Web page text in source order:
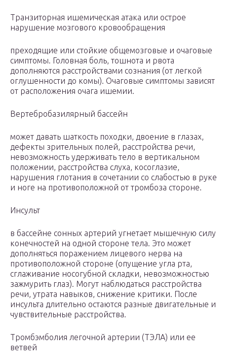
Транзиторная ишемическая атака или острое
нарушение мозгового кровообращения
преходящие или стойкие общемозговые и очаговые
симптомы. Головная боль, тошнота и рвота
дополняются расстройствами сознания (от легкой
оглушенности до комы). Очаговые симптомы зависят
от расположения очага ишемии.
Вертебробазилярный бассейн
может давать шаткость походки, двоение в глазах,
дефекты зрительных полей, расстройства речи,
невозможность удерживать тело в вертикальном
положении, расстройства слуха, косоглазие,
нарушения глотания в сочетании со слабостью в руке
и ноге на противоположной от тромбоза стороне.
Инсульт
в бассейне сонных артерий угнетает мышечную силу
конечностей на одной стороне тела. Это может
дополняться поражением лицевого нерва на
противоположной стороне (опущение угла рта,
сглаживание носогубной складки, невозможностью
зажмурить глаз). Могут наблюдаться расстройства
речи, утрата навыков, снижение критики. После
инсульта длительно остаются разные двигательные и
чувствительные расстройства.
Тромбэмболия легочной артерии (ТЭЛА) или ее
ветвей